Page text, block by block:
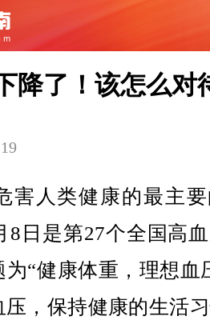
降了！该怎么对
人类健康的最主要
8日是第27个全国高
“健康体重，理想血
，保持健康的生活